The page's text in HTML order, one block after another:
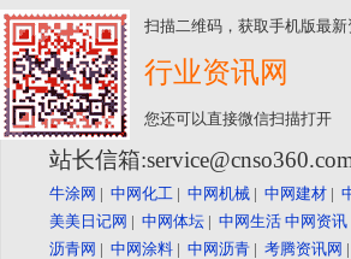
扫描二维码，获取手机版最新
行业资讯网
您还可以直接微信扫描打开
站长信箱
牛涂网 | 中网化工 | 中网机械 | 中网建材 |
美美日记网 | 中网体坛 | 中网生活 中网资讯
沥青网 | 中网涂料 | 中网沥青 | 考腾资讯网 |